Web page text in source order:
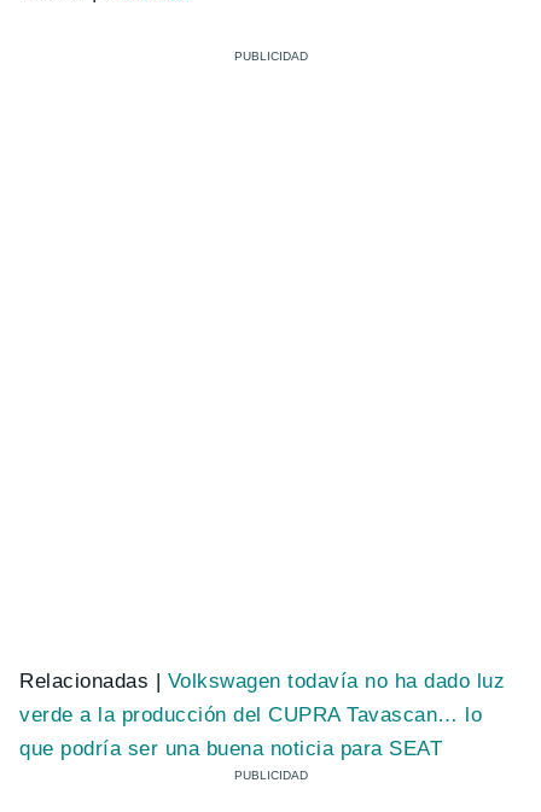
Relacionadas | Volkswagen todavía no ha dado luz
verde a la producción del CUPRA Tavascan… lo
que podría ser una buena noticia para SEAT